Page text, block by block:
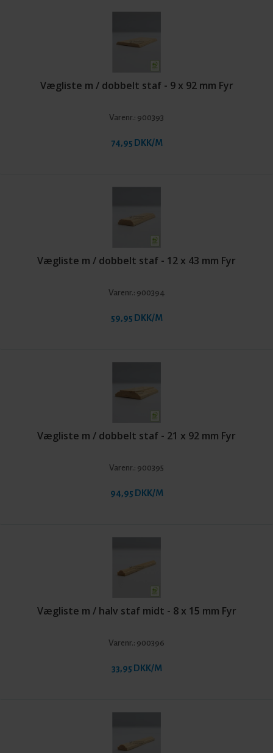
Vægliste m / dobbelt staf - 9 x 92 mm Fyr
Varenr.: 900393
74,95 DKK/M
Vægliste m / dobbelt staf - 12 x 43 mm Fyr
Varenr.: 900394
59,95 DKK/M
Vægliste m / dobbelt staf - 21 x 92 mm Fyr
Varenr.: 900395
94,95 DKK/M
Vægliste m / halv staf midt - 8 x 15 mm Fyr
Varenr.: 900396
33,95 DKK/M